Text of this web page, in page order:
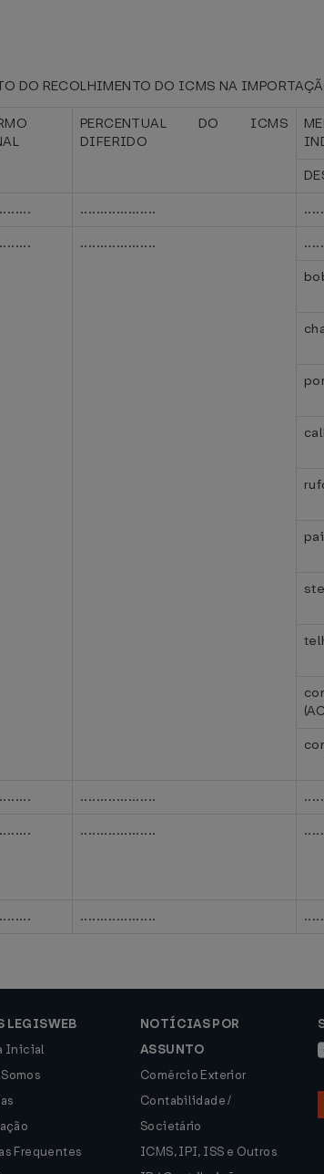
DO RECOLHIMENTO DO ICMS NA
PERCENTUAL DO ICMS
DIFERIDO
...................
...................
...................
...................
...................
LEGISWEB
Inicial
Frequentes
NOTÍCIAS POR
ASSUNTO
Comércio Exterior
Contabilidade /
Societário
ICMS, IPI, ISS e Outros